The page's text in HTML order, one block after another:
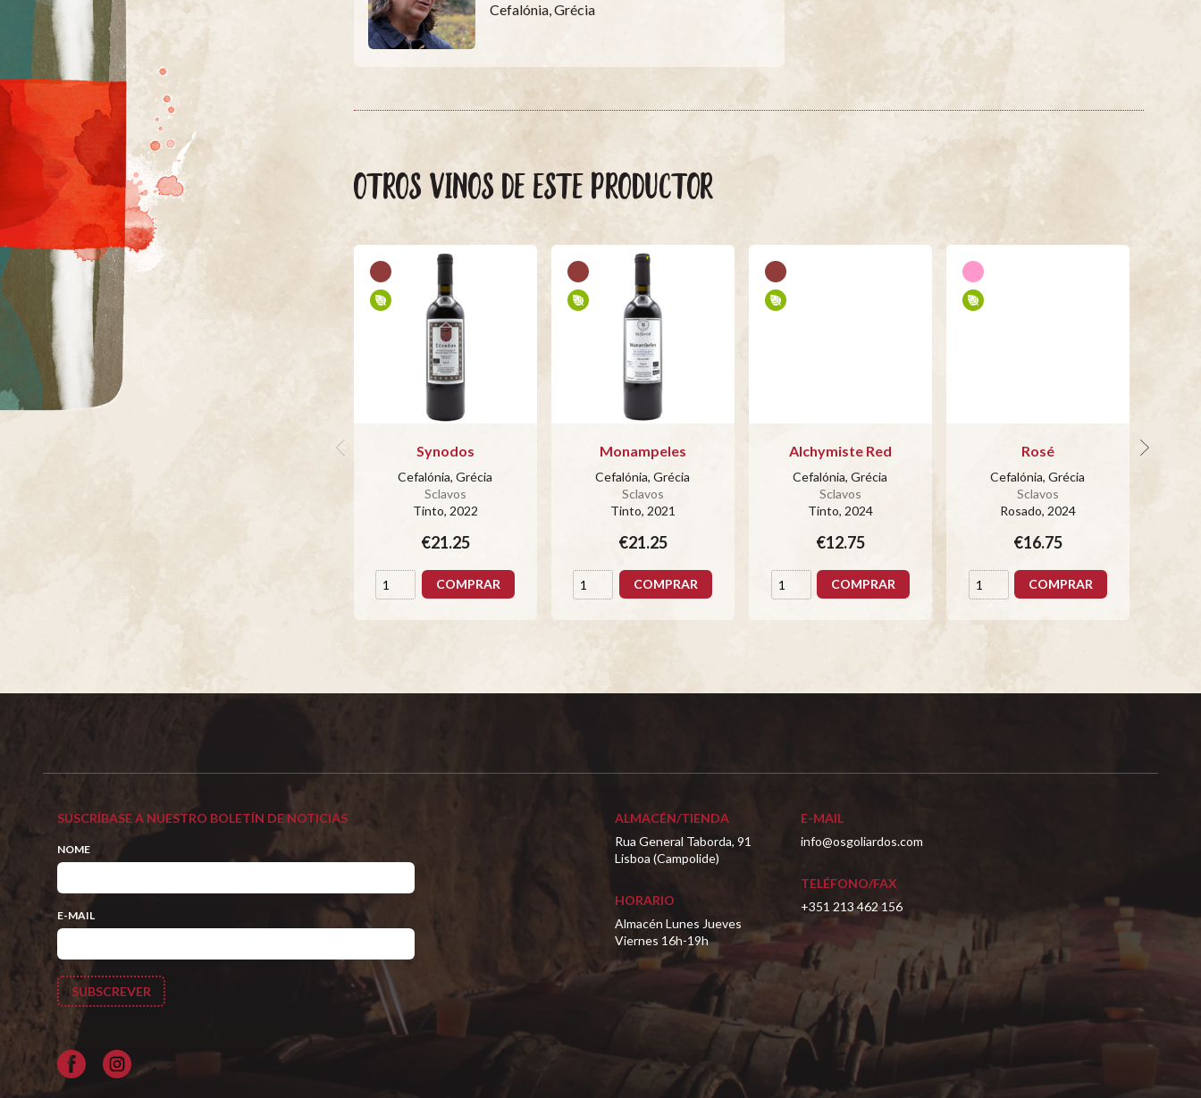
Cefalónia, Grécia
OTROS VINOS DE ESTE PRODUCTOR
Synodos
Cefalónia, Grécia
Sclavos
Tinto, 2022
€21.25
COMPRAR
Monampeles
Cefalónia, Grécia
Sclavos
Tinto, 2021
€21.25
COMPRAR
Alchymiste Red
Cefalónia, Grécia
Sclavos
Tinto, 2024
€12.75
COMPRAR
Rosé
Cefalónia, Grécia
Sclavos
Rosado, 2024
€16.75
COMPRAR
SUSCRÍBASE A NUESTRO BOLETÍN DE NOTICIAS
NOME
E-MAIL
Facebook
ALMACÉN/TIENDA
Rua General Taborda, 91
Lisboa (Campolide)
HORARIO
Almacén Lunes Jueves
Viernes 16h-19h
E-MAIL
info@osgoliardos.com
TELÉFONO/FAX
+351 213 462 156